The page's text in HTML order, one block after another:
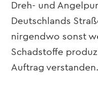
Dreh- und
Deutschlands
nirgendwo sonst
Schadstoffe
Auftrag